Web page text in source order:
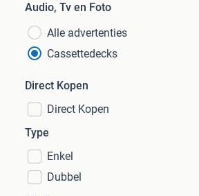
Audio, Tv en Foto
Alle advertenties
Cassettedecks
Direct Kopen
Direct Kopen
Type
Enkel
Dubbel